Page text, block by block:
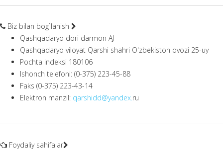
Biz bilan bog`lanish
Qashqadaryo dori darmon AJ
Qashqadaryo viloyat Qarshi shahri O'zbekiston ovozi 25-uy
Pochta indeksi 180106
Ishonch telefoni: (0-375) 223-45-88
Faks (0-375) 223-43-14
Elektron manzil: qarshidd@yandex.ru
Foydaliy sahifalar